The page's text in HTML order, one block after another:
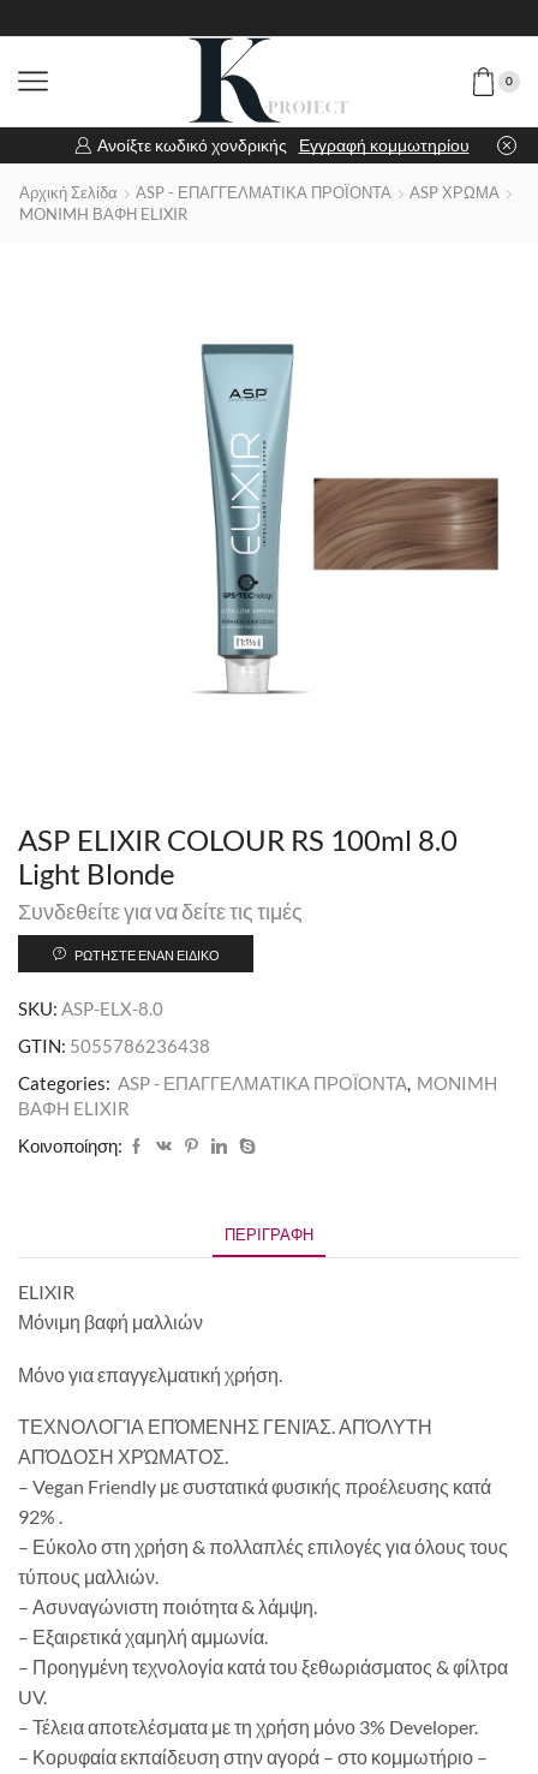
0
Ανοίξτε κωδικό χονδρικής Εγγραφή κομμωτηρίου
Αρχική Σελίδα ASP - ΕΠΑΓΓΕΛΜΑΤΙΚΑ ΠΡΟΪΟΝΤΑ
ASP ΧΡΩΜΑ
MONIMH ΒΑΦΗ ELIXIR
ASP ELIXIR COLOUR RS 100ml 8.0
Light Blonde
Συνδεθείτε για να δείτε τις τιμές
ΡΩΤΉΣΤΕ ΈΝΑΝ ΕΙΔΙΚΌ
SKU: ASP-ELX-8.0
GTIN: 5055786236438
Categories: ASP - ΕΠΑΓΓΕΛΜΑΤΙΚΑ ΠΡΟΪΟΝΤΑ, MONIMH
ΒΑΦΗ ELIXIR
Κοινοποίηση:
ΠΕΡΙΓΡΑΦΉ
ELIXIR
Μόνιμη βαφή μαλλιών
Μόνο για επαγγελματική χρήση.
ΤΕΧΝΟΛΟΓΊΑ ΕΠΌΜΕΝΗΣ ΓΕΝΙΆΣ. ΑΠΌΛΥΤΗ
ΑΠΌΔΟΣΗ ΧΡΏΜΑΤΟΣ.
– Vegan Friendly με συστατικά φυσικής προέλευσης κατά
92% .
– Εύκολο στη χρήση & πολλαπλές επιλογές για όλους τους
τύπους μαλλιών.
– Ασυναγώνιστη ποιότητα & λάμψη.
– Εξαιρετικά χαμηλή αμμωνία.
– Προηγμένη τεχνολογία κατά του ξεθωριάσματος & φίλτρα
UV.
– Τέλεια αποτελέσματα με τη χρήση μόνο 3% Developer.
– Κορυφαία εκπαίδευση στην αγορά – στο κομμωτήριο –